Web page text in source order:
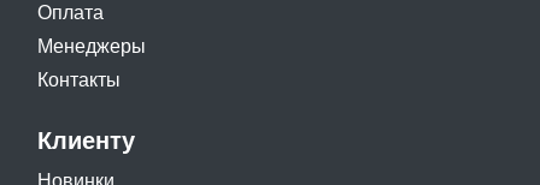
Оплата
Менеджеры
Контакты
Клиенту
Новинки